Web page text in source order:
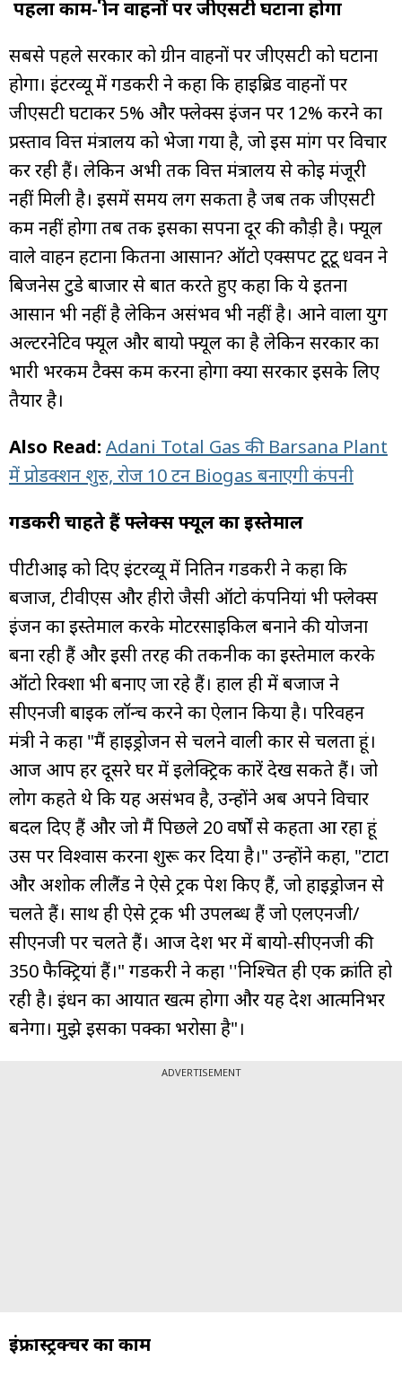
पहला काम- ग्रीन वाहनों पर जीएसटी घटाना होगा
सबसे पहले सरकार को ग्रीन वाहनों पर जीएसटी को घटाना
होगा। इंटरव्यू में गडकरी ने कहा कि हाइब्रिड वाहनों पर
जीएसटी घटाकर 5% और फ्लेक्स इंजन पर 12% करने का
प्रस्ताव वित्त मंत्रालय को भेजा गया है, जो इस मांग पर विचार
कर रही हैं। लेकिन अभी तक वित्त मंत्रालय से कोई मंजूरी
नहीं मिली है। इसमें समय लग सकता है जब तक जीएसटी
कम नहीं होगा तब तक इसका सपना दूर की कौड़ी है। फ्यूल
वाले वाहन हटाना कितना आसान? ऑटो एक्सपर्ट टूटू धवन ने
बिजनेस टुडे बाजार से बात करते हुए कहा कि ये इतना
आसान भी नहीं है लेकिन असंभव भी नहीं है। आने वाला युग
अल्टरनेटिव फ्यूल और बायो फ्यूल का है लेकिन सरकार का
भारी भरकम टैक्स कम करना होगा क्या सरकार इसके लिए
तैयार है।
Also Read: Adani Total Gas की Barsana Plant
में प्रोडक्शन शुरु, रोज 10 टन Biogas बनाएगी कंपनी
गडकरी चाहते हैं फ्लेक्स फ्यूल का इस्तेमाल
पीटीआई को दिए इंटरव्यू में नितिन गडकरी ने कहा कि
बजाज, टीवीएस और हीरो जैसी ऑटो कंपनियां भी फ्लेक्स
इंजन का इस्तेमाल करके मोटरसाइकिल बनाने की योजना
बना रही हैं और इसी तरह की तकनीक का इस्तेमाल करके
ऑटो रिक्शा भी बनाए जा रहे हैं। हाल ही में बजाज ने
सीएनजी बाइक लॉन्च करने का ऐलान किया है। परिवहन
मंत्री ने कहा "मैं हाइड्रोजन से चलने वाली कार से चलता हूं।
आज आप हर दूसरे घर में इलेक्ट्रिक कारें देख सकते हैं। जो
लोग कहते थे कि यह असंभव है, उन्होंने अब अपने विचार
बदल दिए हैं और जो मैं पिछले 20 वर्षों से कहता आ रहा हूं
उस पर विश्वास करना शुरू कर दिया है।" उन्होंने कहा, "टाटा
और अशोक लीलैंड ने ऐसे ट्रक पेश किए हैं, जो हाइड्रोजन से
चलते हैं। साथ ही ऐसे ट्रक भी उपलब्ध हैं जो एलएनजी/
सीएनजी पर चलते हैं। आज देश भर में बायो-सीएनजी की
350 फैक्ट्रियां हैं।" गडकरी ने कहा ''निश्चित ही एक क्रांति हो
रही है। ईंधन का आयात खत्म होगा और यह देश आत्मनिर्भर
बनेगा। मुझे इसका पक्का भरोसा है"।
ADVERTISEMENT
इंफ्रास्ट्रक्चर का काम